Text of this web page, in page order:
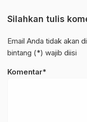
Silahkan tulis
Email Anda tidak akan
bintang (*) wajib diisi
Komentar*